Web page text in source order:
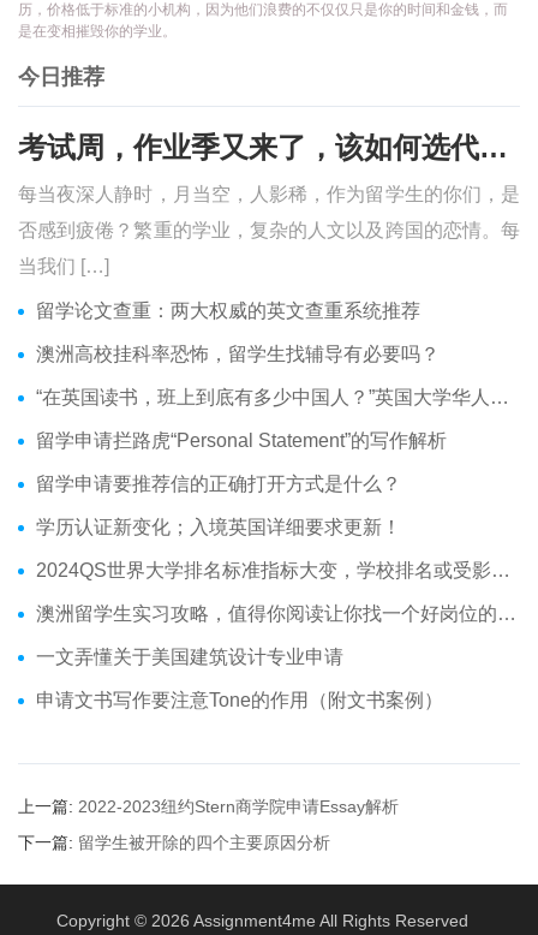
历，价格低于标准的小机构，因为他们浪费的不仅仅只是你的时间和金钱，而
是在变相摧毁你的学业。
今日推荐
考试周，作业季又来了，该如何选代写？便宜的代写、代考会有哪些问题？
每当夜深人静时，月当空，人影稀，作为留学生的你们，是
否感到疲倦？繁重的学业，复杂的人文以及跨国的恋情。每
当我们 […]
留学论文查重：两大权威的英文查重系统推荐
澳洲高校挂科率恐怖，留学生找辅导有必要吗？
“在英国读书，班上到底有多少中国人？”英国大学华人分布介绍
留学申请拦路虎“Personal Statement”的写作解析
留学申请要推荐信的正确打开方式是什么？
学历认证新变化；入境英国详细要求更新！
2024QS世界大学排名标准指标大变，学校排名或受影响？
澳洲留学生实习攻略，值得你阅读让你找一个好岗位的技巧
一文弄懂关于美国建筑设计专业申请
申请文书写作要注意Tone的作用（附文书案例）
上一篇: 2022-2023纽约Stern商学院申请Essay解析
下一篇: 留学生被开除的四个主要原因分析
Copyright © 2026 Assignment4me All Rights Reserved